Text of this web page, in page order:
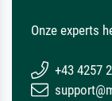
Onze experts
+43 4257